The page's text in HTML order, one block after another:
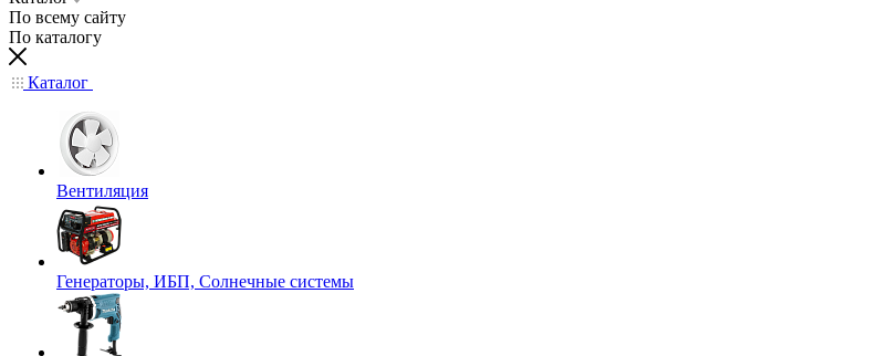
По всему сайту
По каталогу
Каталог
Вентиляция
Генераторы, ИБП, Солнечные системы